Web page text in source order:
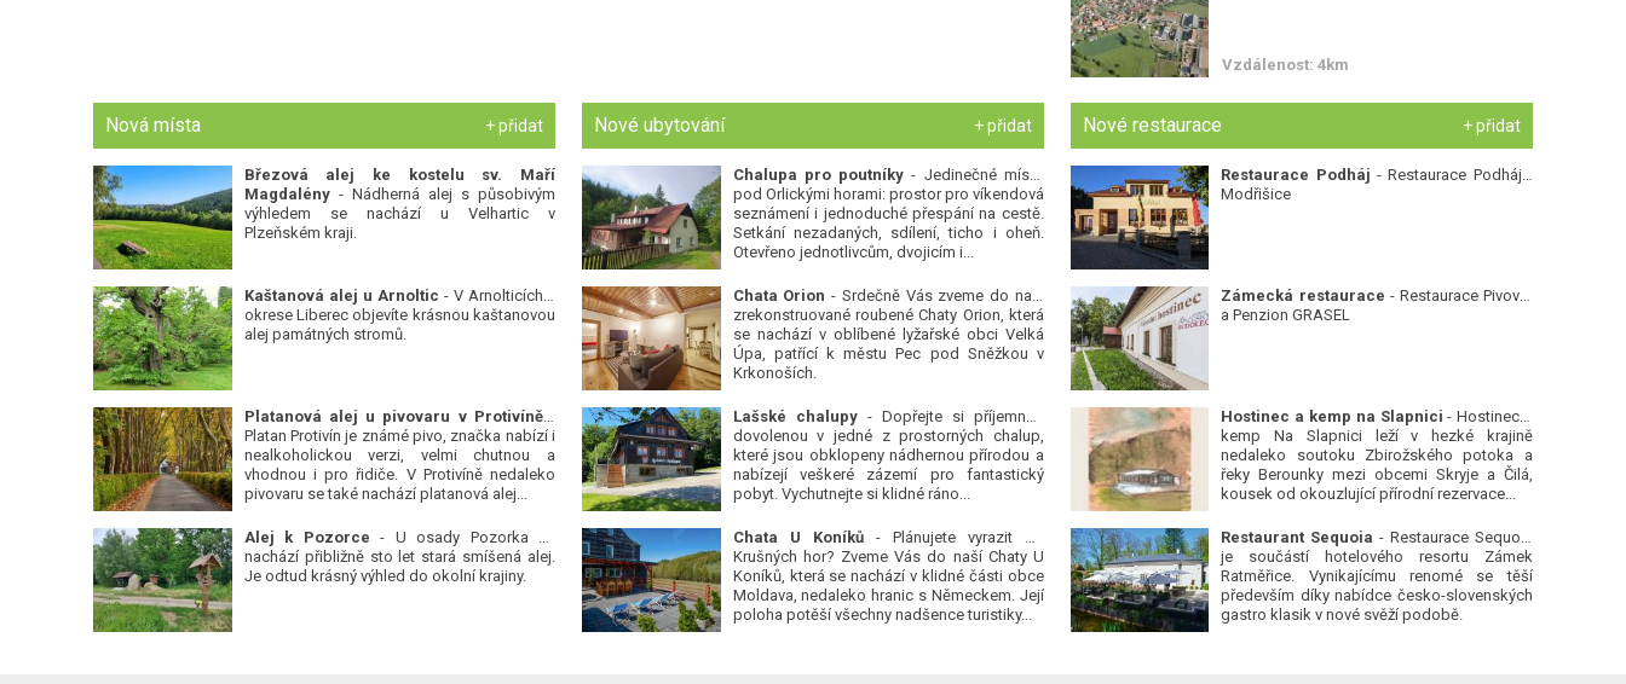
Vzdálenost: 4km
Nová místa + přidat
Březová alej ke kostelu sv. Maří
Magdalény- Nádherná alej s působivým
výhledem se nachází u Velhartic v
Plzeňském kraji.
Kaštanová alej u Arnoltic - V Arnolticích v
okrese Liberec objevíte krásnou kaštanovou
alej památných stromů.
Platanová alej u pivovaru v Protivíně
-
Platan Protivín je známé pivo, značka nabízí i
nealkoholickou verzi, velmi chutnou a
vhodnou i pro řidiče. V Protivíně nedaleko
pivovaru se také nachází platanová alej...
Alej k Pozorce - U osady Pozorka se
nachází přibližně sto let stará smíšená alej.
Je odtud krásný výhled do okolní krajiny.
Nové ubytování + přidat
Chalupa pro poutníky - Jedinečné místo
pod Orlickými horami: prostor pro víkendová
seznámení i jednoduché přespání na cestě.
Setkání nezadaných, sdílení, ticho i oheň.
Otevřeno jednotlivcům, dvojicím i...
Chata Orion - Srdečně Vás zveme do naší
zrekonstruované roubené Chaty Orion, která
se nachází v oblíbené lyžařské obci Velká
Úpa, patřící k městu Pec pod Sněžkou v
Krkonoších.
Lašské chalupy- Dopřejte si příjemnou
dovolenou v jedné z prostorných chalup,
které jsou obklopeny nádhernou přírodou a
nabízejí veškeré zázemí pro fantastický
pobyt. Vychutnejte si klidné ráno...
Chata U Koníků- Plánujete vyrazit do
Krušných hor? Zveme Vás do naší Chaty U
Koníků, která se nachází v klidné části obce
Moldava, nedaleko hranic s Německem. Její
poloha potěší všechny nadšence turistiky...
Nové restaurace + přidat
Restaurace Podháj - Restaurace Podháj -
Modřišice
Zámecká restaurace - Restaurace Pivovar
a Penzion GRASEL
Hostinec a kemp na Slapnici - Hostinec a
kemp Na Slapnici leží v hezké krajině
nedaleko soutoku Zbirožského potoka a
řeky Berounky mezi obcemi Skryje a Čilá,
kousek od okouzlující přírodní rezervace...
Restaurant Sequoia - Restaurace Sequoia
je součástí hotelového resortu Zámek
Ratměřice. Vynikajícímu renomé se těší
především díky nabídce česko-slovenských
gastro klasik v nové svěží podobě.